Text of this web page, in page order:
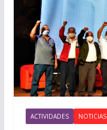
ACTIVIDADES NOTICIAS